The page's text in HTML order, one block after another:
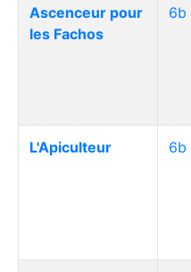
Ascenceur pour
les Fachos
6b
L'Apiculteur 6b